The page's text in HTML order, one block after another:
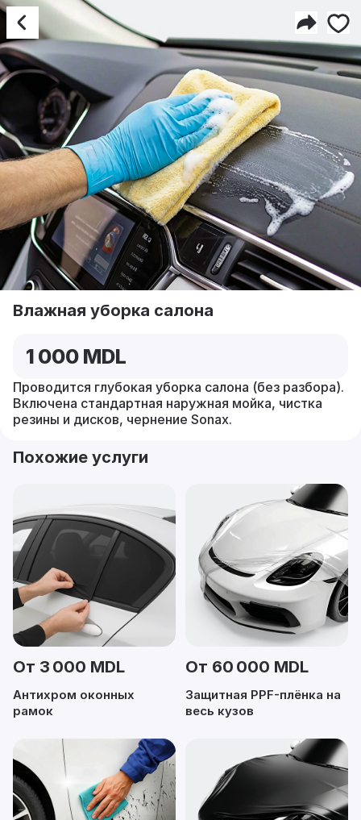
Влажная уборка салона
Влажная уборка салона
1 000 MDL
Проводится глубокая уборка салона (без разбора).
Включена стандартная наружная мойка, чистка
резины и дисков, чернение Sonax.
Похожие услуги
От 3 000 MDL
Антихром оконных
рамок
От 60 000 MDL
Защитная PPF-плёнка на
весь кузов